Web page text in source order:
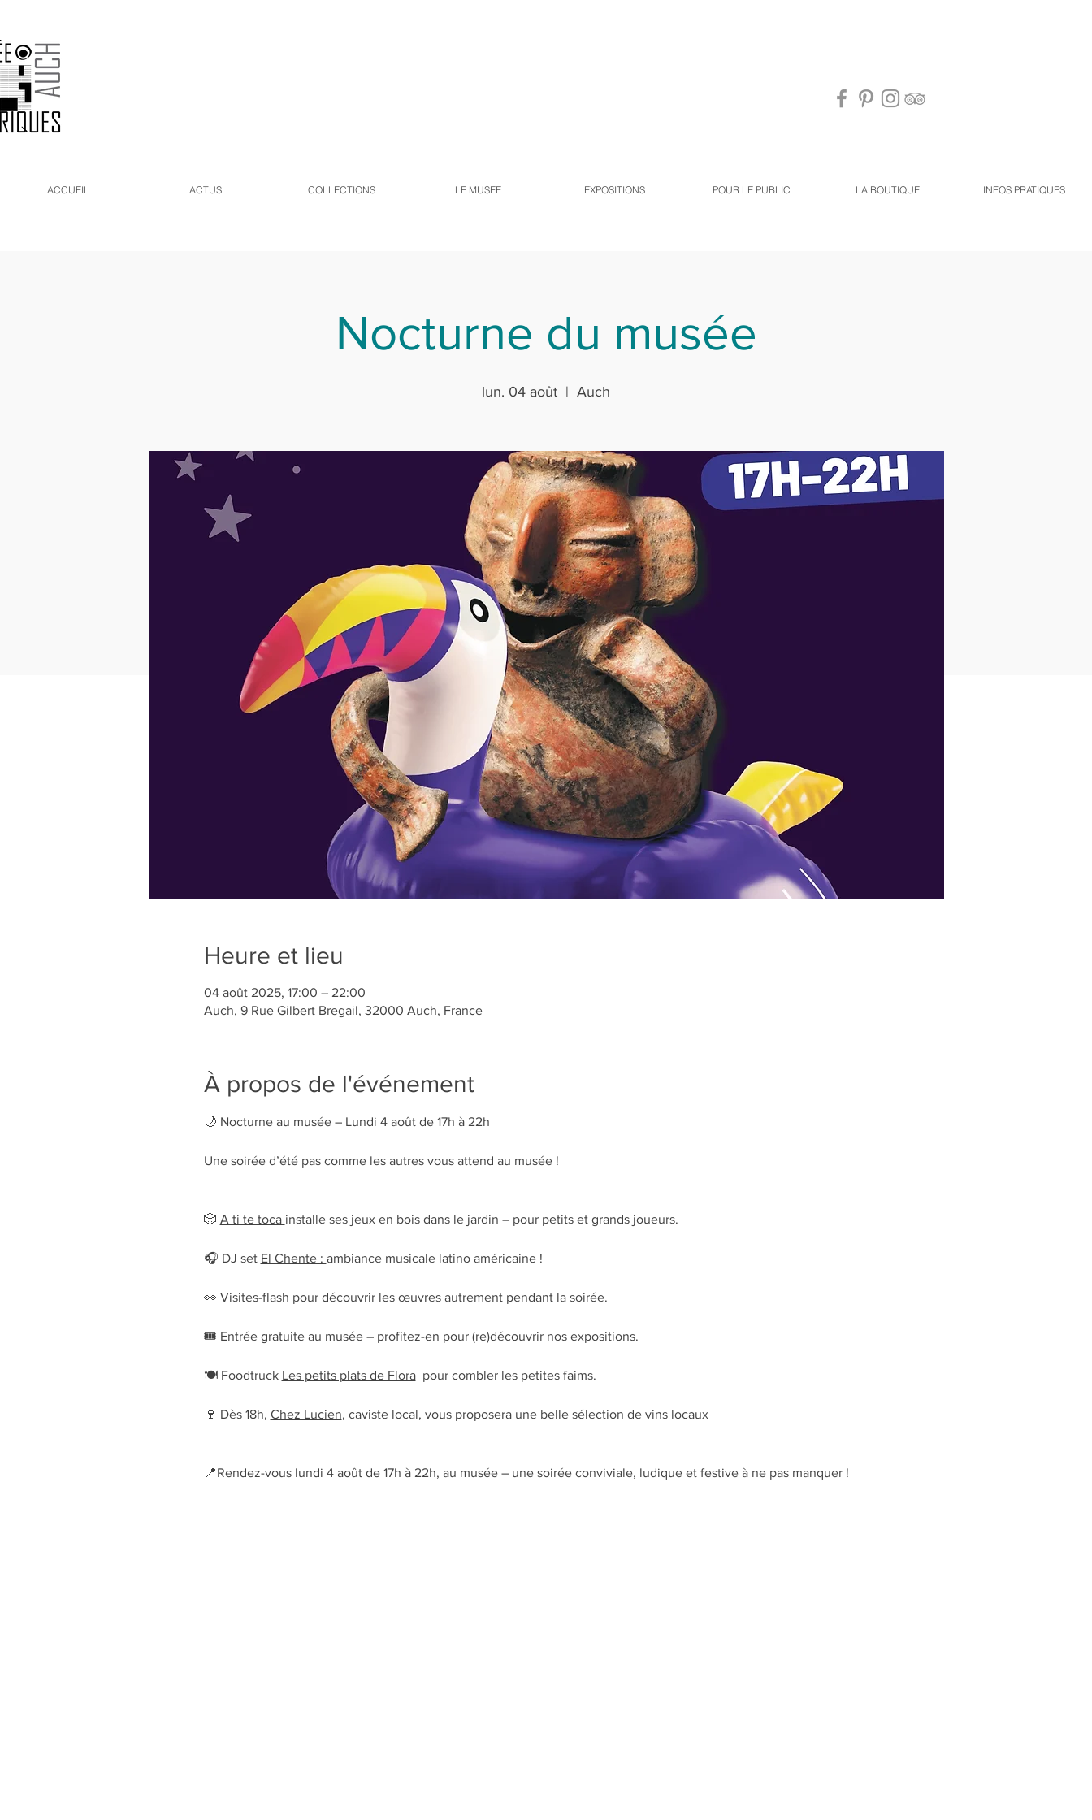
ACCUEIL ACTUS COLLECTIONS LE MUSEE EXPOSITIONS POUR LE PUBLIC LA BOUTIQUE INFOS PRATIQUES
Nocturne du musée
lun. 04 août
  |
Auch
Heure et lieu
04 août 2025, 17:00 – 22:00
Auch, 9 Rue Gilbert Bregail, 32000 Auch, France
À propos de l'événement
🌙 Nocturne au musée – Lundi 4 août de 17h à 22h
Une soirée d’été pas comme les autres vous attend au musée !
🎲 A ti te toca installe ses jeux en bois dans le jardin – pour petits et grands joueurs.
🎧 DJ set El Chente : ambiance musicale latino américaine !
👀 Visites-flash pour découvrir les œuvres autrement pendant la soirée.
🎟️ Entrée gratuite au musée – profitez-en pour (re)découvrir nos expositions.
🍽️ Foodtruck Les petits plats de Flora pour combler les petites faims.
🍷 Dès 18h, Chez Lucien, caviste local, vous proposera une belle sélection de vins locaux
📍Rendez-vous lundi 4 août de 17h à 22h, au musée – une soirée conviviale, ludique et festive à ne pas manquer !